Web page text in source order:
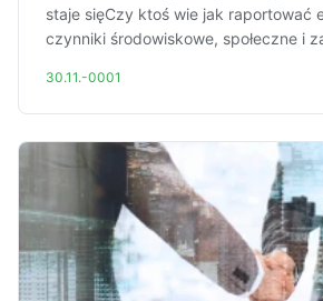
staje sięCzy ktoś wie jak raportować
czynniki środowiskowe, społeczne i
30.11.-0001